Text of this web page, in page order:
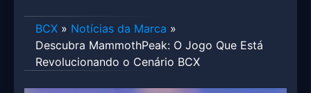
BCX » Notícias da Marca »
Descubra MammothPeak: O Jogo Que Está
Revolucionando o Cenário BCX